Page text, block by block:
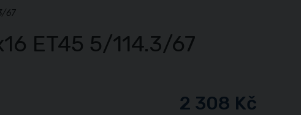
67
ET45 5/114.3/67
2 308 Kč